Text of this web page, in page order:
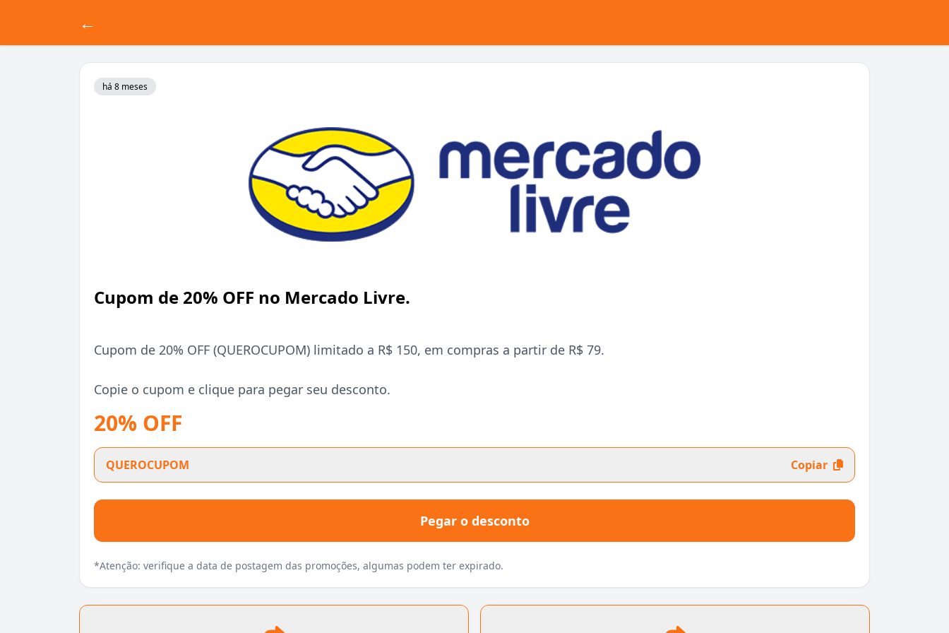
←
há 8 meses
Cupom de 20% OFF no Mercado Livre.
Cupom de 20% OFF (QUEROCUPOM) limitado a R$ 150, em compras a partir de R$ 79.
Copie o cupom e clique para pegar seu desconto.
20% OFF
QUEROCUPOM Copiar
Pegar o desconto
*Atenção: verifique a data de postagem das promoções, algumas podem ter expirado.